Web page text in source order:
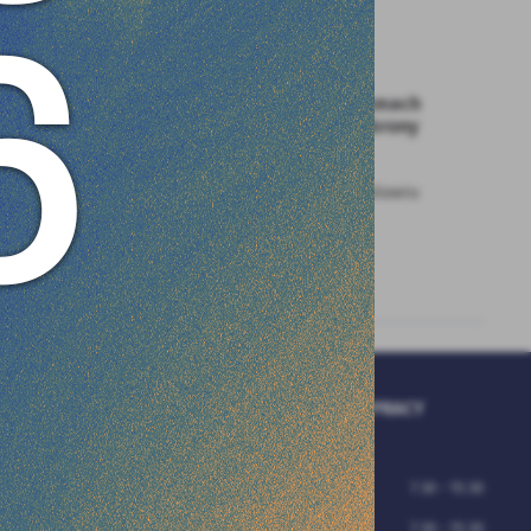
12 - 06 - 2025 Godz. 18:00
Dziewiąte spotkanie w ramach
cyklu warsztatów samoobrony
Miejsce: Zespół Szkolno-
Przedszkolny nr 1 w Wodzisławiu
Śląskim, ul. Konwaliowa 4
i otrzymuj
adres e-mail
GODZINY PRACY
URZĘDU
Poniedziałek